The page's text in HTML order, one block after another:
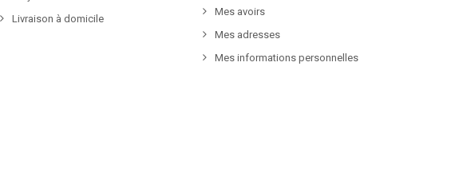
Livraison à domicile
Mes avoirs
Mes adresses
Mes informations personnelles